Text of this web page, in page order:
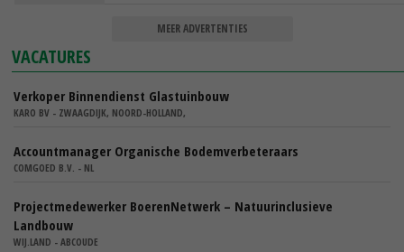
MEER ADVERTENTIES
VACATURES
Verkoper Binnendienst Glastuinbouw
KARO BV - ZWAAGDIJK, NOORD-HOLLAND,
Accountmanager Organische Bodemverbeteraars
COMGOED B.V. - NL
Projectmedewerker BoerenNetwerk – Natuurinclusieve
Landbouw
WIJ.LAND - ABCOUDE